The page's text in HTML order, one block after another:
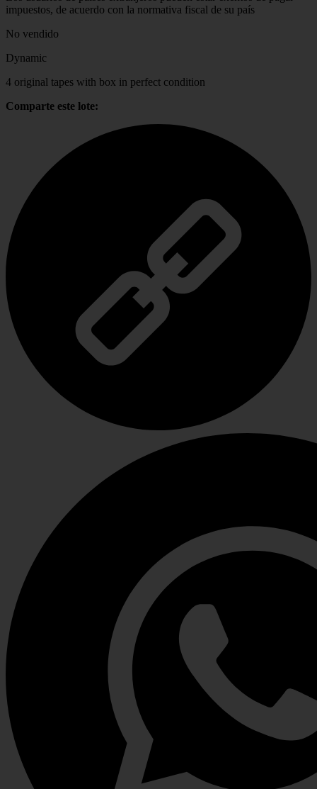
impuestos, de acuerdo con la normativa fiscal de su país
No vendido
Dynamic
4 original tapes with box in perfect condition
Comparte este lote: